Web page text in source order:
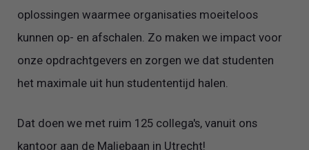
oplossingen waarmee organisaties moeiteloos
kunnen op- en afschalen. Zo maken we impact voor
onze opdrachtgevers en zorgen we dat studenten
het maximale uit hun studententijd halen.
Dat doen we met ruim 125 collega's, vanuit ons
kantoor aan de Maliebaan in Utrecht!